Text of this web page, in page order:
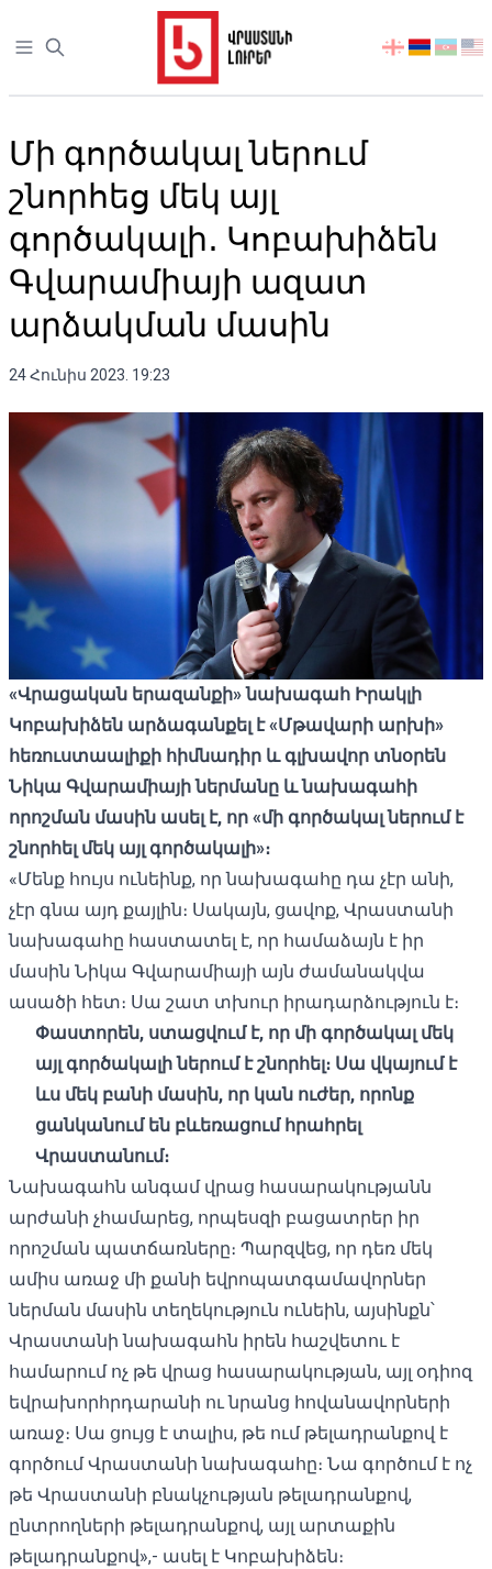
Open sidebar
აირჩიეთ
Մի գործակալ ներում
շնորհեց մեկ այլ
գործակալի․ Կոբախիձեն
Գվարամիայի ազատ
արձակման մասին
24 Հունիս 2023. 19:23
«Վրացական երազանքի» նախագահ Իրակլի
Կոբախիձեն արձագանքել է «Մթավարի արխի»
հեռուստաալիքի հիմնադիր և գլխավոր տնօրեն
Նիկա Գվարամիայի ներմանը և նախագահի
որոշման մասին ասել է, որ «մի գործակալ ներում է
շնորհել մեկ այլ գործակալի»։
«Մենք հույս ունեինք, որ նախագահը դա չէր անի,
չէր գնա այդ քայլին։ Սակայն, ցավոք, Վրաստանի
նախագահը հաստատել է, որ համաձայն է իր
մասին Նիկա Գվարամիայի այն ժամանակվա
ասածի հետ։ Սա շատ տխուր իրադարձություն է։
Փաստորեն, ստացվում է, որ մի գործակալ մեկ
այլ գործակալի ներում է շնորհել։ Սա վկայում է
ևս մեկ բանի մասին, որ կան ուժեր, որոնք
ցանկանում են բևեռացում հրահրել
Վրաստանում։
Նախագահն անգամ վրաց հասարակությանն
արժանի չհամարեց, որպեսզի բացատրեր իր
որոշման պատճառները։ Պարզվեց, որ դեռ մեկ
ամիս առաջ մի քանի եվրոպատգամավորներ
ներման մասին տեղեկություն ունեին, այսինքն՝
Վրաստանի նախագահն իրեն հաշվետու է
համարում ոչ թե վրաց հասարակության, այլ օդիոզ
եվրախորհրդարանի ու նրանց հովանավորների
առաջ։ Սա ցույց է տալիս, թե ում թելադրանքով է
գործում Վրաստանի նախագահը։ Նա գործում է ոչ
թե Վրաստանի բնակչության թելադրանքով,
ընտրողների թելադրանքով, այլ արտաքին
թելադրանքով»,- ասել է Կոբախիձեն։